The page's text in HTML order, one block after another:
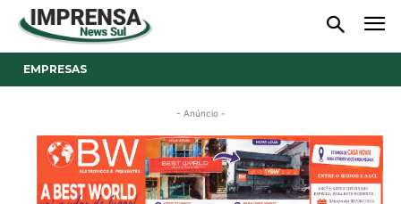
EMPRESAS
- Anúncio -